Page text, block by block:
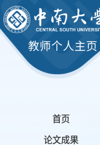
教师个人主页
首页
论文成果